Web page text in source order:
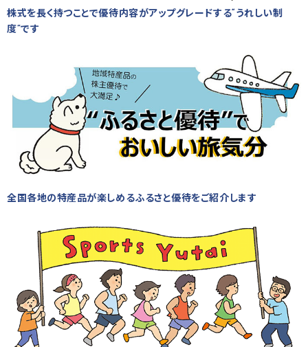
株式を長く持つことで優待内容がアップグレードする“うれしい制
度”です
全国各地の特産品が楽しめるふるさと優待をご紹介します